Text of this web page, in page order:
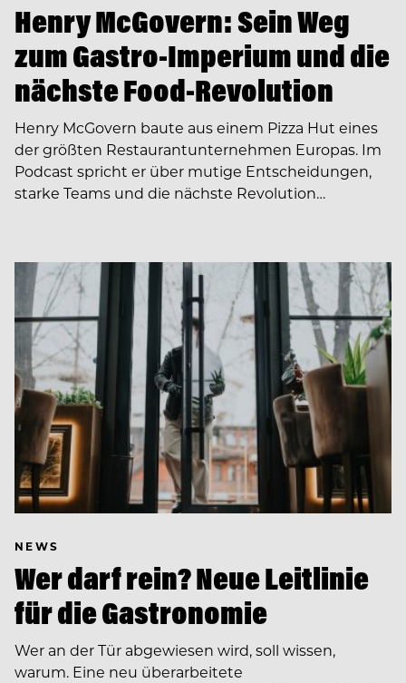
Henry McGovern: Sein Weg
zum Gastro-Imperium und die
nächste Food-Revolution
Henry McGovern baute aus einem Pizza Hut eines
der größten Restaurantunternehmen Europas. Im
Podcast spricht er über mutige Entscheidungen,
starke Teams und die nächste Revolution…
NEWS
Wer darf rein? Neue Leitlinie
für die Gastronomie
Wer an der Tür abgewiesen wird, soll wissen,
warum. Eine neu überarbeitete